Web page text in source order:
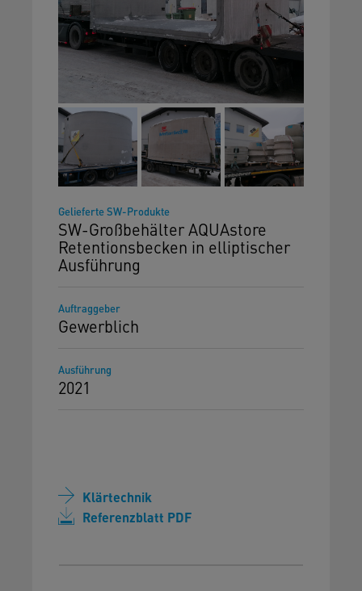
Gelieferte SW-Produkte
SW-Großbehälter AQUAstore
Retentionsbecken in elliptischer
Ausführung
Auftraggeber
Gewerblich
Ausführung
2021
Klärtechnik
Referenzblatt PDF